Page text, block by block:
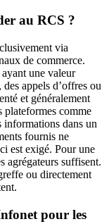
au RCS ?
via
de commerce.
ayant une valeur
appels d’offres ou
et généralement
comme
informations dans un
fournis ne
est exigé. Pour une
agrégateurs suffisent.
ou directement
pour les